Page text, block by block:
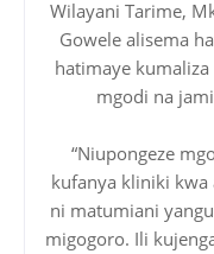
Wilayani Tarime,
Gowele alisema
hatimaye
mgodi na
“Niupongeze
kufanya kliniki
ni matumiani
migogoro. Ili